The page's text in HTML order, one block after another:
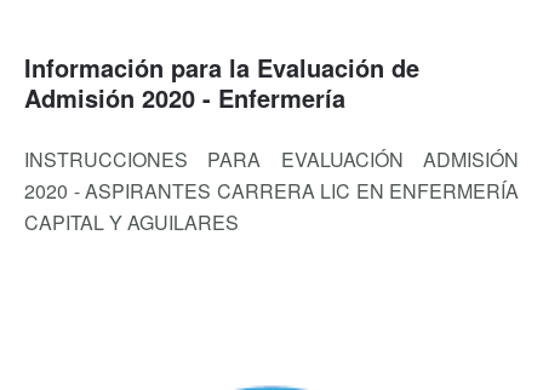
Información para la Evaluación de
Admisión 2020 - Enfermería
INSTRUCCIONES PARA EVALUACIÓN ADMISIÓN
2020 - ASPIRANTES CARRERA LIC EN ENFERMERÍA
CAPITAL Y AGUILARES